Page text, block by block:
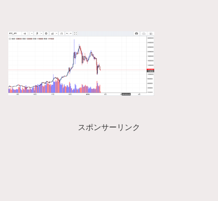
スポンサーリンク